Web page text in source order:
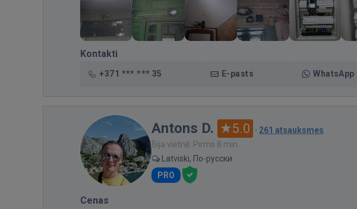
Kontakti
+371 *** *** 35 E-pasts WhatsApp
Antons D. 5.0 · 261 atsauksmes
Bija vietnē: Pirms 8 min.
Latviski, По-русски
PRO
Cenas